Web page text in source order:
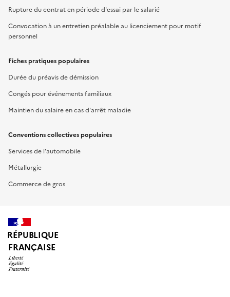
Rupture du contrat en période d'essai par le salarié
Convocation à un entretien préalable au licenciement pour motif
personnel
Fiches pratiques populaires
Durée du préavis de démission
Congés pour événements familiaux
Maintien du salaire en cas d'arrêt maladie
Conventions collectives populaires
Services de l'automobile
Métallurgie
Commerce de gros
RÉPUBLIQUE
FRANÇAISE